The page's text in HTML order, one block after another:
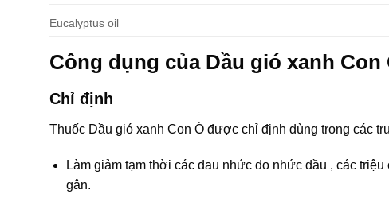
Eucalyptus oil
Công dụng của Dầu gió xanh Con
Chỉ định
Thuốc Dầu gió xanh Con Ó được chỉ định dùng trong các
Làm giảm tạm thời các đau nhức do nhức đầu , các
gân.